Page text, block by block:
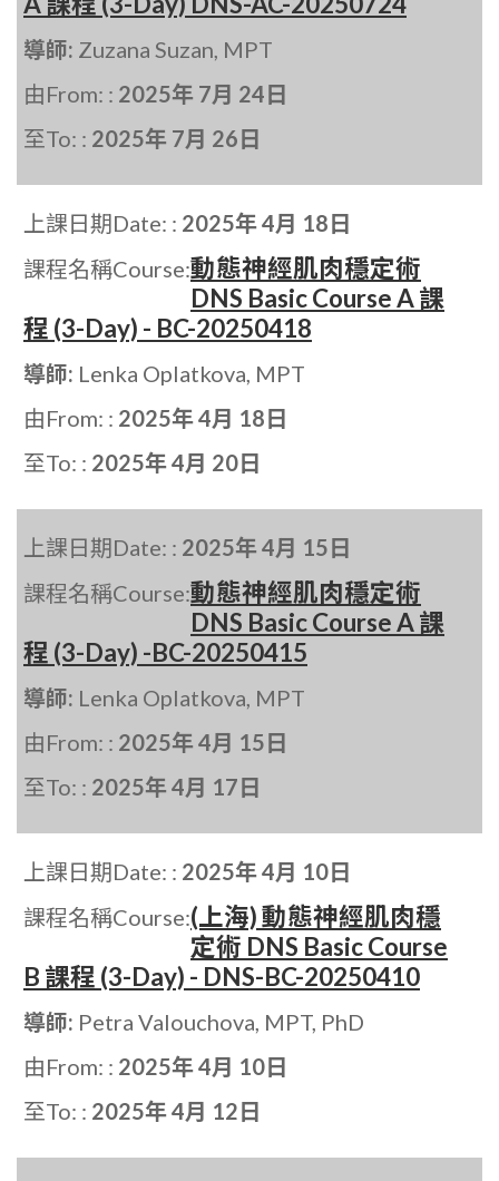
導師: Zuzana Suzan, MPT
由From: : 2025年 7月 24日
至To: : 2025年 7月 26日
上課日期Date: : 2025年 4月 18日
課程名稱Course:動態神經肌肉穩定術
DNS Basic Course A 課
程 (3-Day) - BC-20250418
導師: Lenka Oplatkova, MPT
由From: : 2025年 4月 18日
至To: : 2025年 4月 20日
上課日期Date: : 2025年 4月 15日
課程名稱Course:動態神經肌肉穩定術
DNS Basic Course A 課
程 (3-Day) -BC-20250415
導師: Lenka Oplatkova, MPT
由From: : 2025年 4月 15日
至To: : 2025年 4月 17日
上課日期Date: : 2025年 4月 10日
課程名稱Course:(上海) 動態神經肌肉穩
定術 DNS Basic Course
B 課程 (3-Day) - DNS-BC-20250410
導師: Petra Valouchova, MPT, PhD
由From: : 2025年 4月 10日
至To: : 2025年 4月 12日